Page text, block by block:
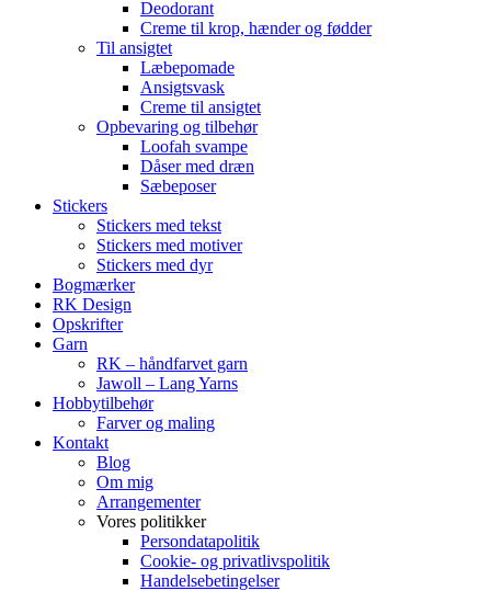
Deodorant
Creme til krop, hænder og fødder
Til ansigtet
Læbepomade
Ansigtsvask
Creme til ansigtet
Opbevaring og tilbehør
Loofah svampe
Dåser med dræn
Sæbeposer
Stickers
Stickers med tekst
Stickers med motiver
Stickers med dyr
Bogmærker
RK Design
Opskrifter
Garn
RK – håndfarvet garn
Jawoll – Lang Yarns
Hobbytilbehør
Farver og maling
Kontakt
Blog
Om mig
Arrangementer
Vores politikker
Persondatapolitik
Cookie- og privatlivspolitik
Handelsebetingelser